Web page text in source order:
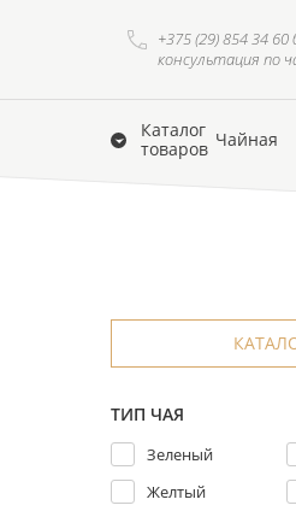
+375 (29) 854 34
консультация по
Каталог
товаров Чайная
ТИП ЧАЯ
Зеленый
Желтый